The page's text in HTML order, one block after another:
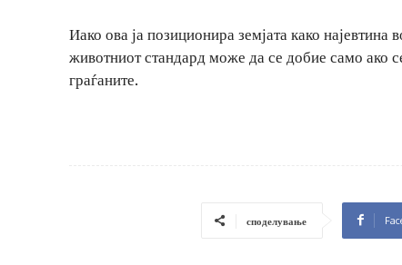
Иако ова ја позиционира земјата како најевтина
животниот стандард може да се добие само ако
граѓаните.
споделување